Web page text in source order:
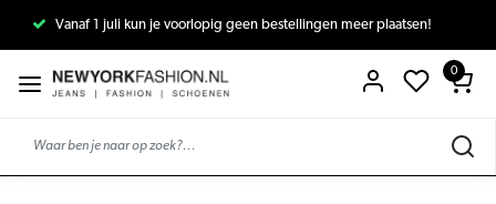
Vanaf 1 juli kun je voorlopig geen bestellingen meer plaatsen!
0